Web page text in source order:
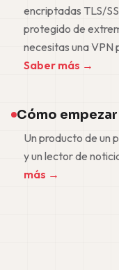
encriptadas TLS/
protegido de
necesitas una VPN
Saber más →
Cómo empezar
Un producto de un
y un lector de
más →